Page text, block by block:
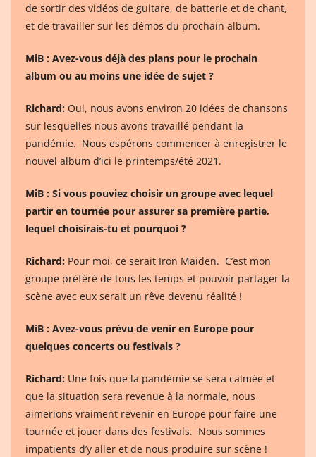
de sortir des vidéos de guitare, de batterie et de chant,
et de travailler sur les démos du prochain album.
MiB : Avez-vous déjà des plans pour le prochain
album ou au moins une idée de sujet ?
Richard: Oui, nous avons environ 20 idées de chansons
sur lesquelles nous avons travaillé pendant la
pandémie. Nous espérons commencer à enregistrer le
nouvel album d’ici le printemps/été 2021.
MiB : Si vous pouviez choisir un groupe avec lequel
partir en tournée pour assurer sa première partie,
lequel choisirais-tu et pourquoi ?
Richard: Pour moi, ce serait Iron Maiden. C’est mon
groupe préféré de tous les temps et pouvoir partager la
scène avec eux serait un rêve devenu réalité !
MiB : Avez-vous prévu de venir en Europe pour
quelques concerts ou festivals ?
Richard: Une fois que la pandémie se sera calmée et
que la situation sera revenue à la normale, nous
aimerions vraiment revenir en Europe pour faire une
tournée et jouer dans des festivals. Nous sommes
impatients d’y aller et de nous produire sur scène !